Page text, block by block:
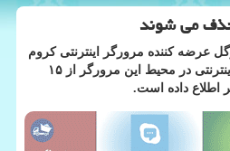
حذف می شوند
عرضه كننده مرورگر اینترنتی كروم
از بلوكه شدن تمامی تبلیغات اینترنتی در محیط این مرورگر از ۱۵
اطلاع داده است.